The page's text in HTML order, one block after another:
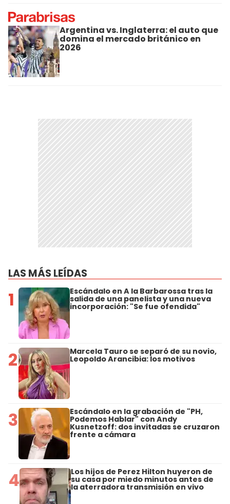
Argentina vs. Inglaterra: el auto que
domina el mercado británico en
2026
LAS MÁS LEÍDAS
1 Escándalo en A la Barbarossa tras la
salida de una panelista y una nueva
incorporación: "Se fue ofendida"
2 Marcela Tauro se separó de su novio,
Leopoldo Arancibia: los motivos
3 Escándalo en la grabación de "PH,
Podemos Hablar" con Andy
Kusnetzoff: dos invitadas se cruzaron
frente a cámara
4 Los hijos de Perez Hilton huyeron de
su casa por miedo minutos antes de
la aterradora transmisión en vivo